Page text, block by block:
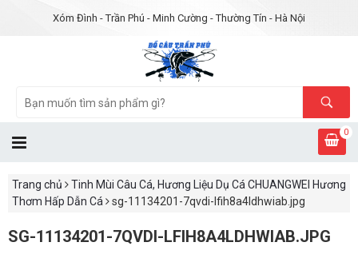
Xóm Đình - Trần Phú - Minh Cường - Thường Tín - Hà Nội
0
Trang chủ
Tinh Mùi Câu Cá, Hương Liệu Dụ Cá CHUANGWEI Hương
Thơm Hấp Dẫn Cá
sg-11134201-7qvdi-lfih8a4ldhwiab.jpg
SG-11134201-7QVDI-LFIH8A4LDHWIAB.JPG